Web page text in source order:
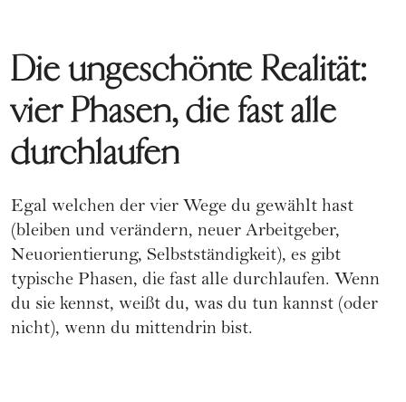
Die ungeschönte Realität:
vier Phasen, die fast alle
durchlaufen
Egal welchen der vier Wege du gewählt hast
(bleiben und verändern, neuer Arbeitgeber,
Neuorientierung, Selbstständigkeit), es gibt
typische Phasen, die fast alle durchlaufen. Wenn
du sie kennst, weißt du, was du tun kannst (oder
nicht), wenn du mittendrin bist.